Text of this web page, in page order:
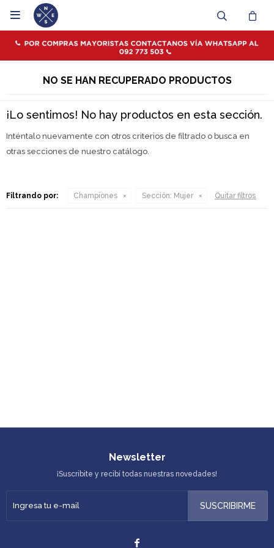

NO SE HAN RECUPERADO PRODUCTOS
¡Lo sentimos! No hay productos en esta sección.
Inténtalo nuevamente con otros criterios de filtrado o busca en
otras secciones de nuestro catálogo.
Filtrando por: Championes Sección: Mujer Quitar filtros
Newsletter
¡Suscribite y recibí todas nuestras novedades!
SUSCRIBIRME
